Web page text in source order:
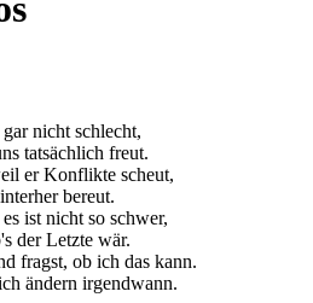
nicht schlecht,
tatsächlich freut.
er Konflikte scheut,
bereut.
ist nicht so schwer,
der Letzte wär.
fragst, ob ich das kann.
ändern irgendwann.